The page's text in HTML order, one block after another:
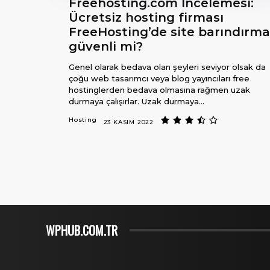
Freehosting.com İncelemesi:
Ücretsiz hosting firması
FreeHosting’de site
güvenli mi?
Genel olarak bedava olan şeyleri seviyor olsak da
çoğu web tasarımcı veya blog yayıncıları free
hostinglerden bedava olmasına rağmen uzak
durmaya çalışırlar. Uzak durmaya...
Hosting 23 KASIM 2022
WPHUB.COM.TR